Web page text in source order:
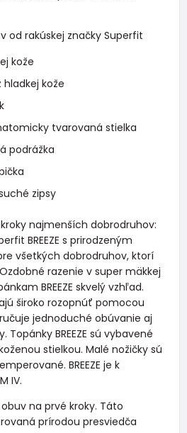
od rakúskej značky Superfit
kože
kože
tvarovaná stielka
podrážka
zipsy
najmenších dobrodruhov:
BREEZE s prirodzeným
všetkých dobrodruhov, ktorí
razenie v super mäkkej
BREEZE skvelý vzhľad.
široko rozopnúť pomocou
jednoduché obúvanie aj
BREEZE sú vybavené
stielkou. Malé nožičky sú
BREEZE je k
IV.
obuv na prvé kroky. Táto
prírodou presviedča